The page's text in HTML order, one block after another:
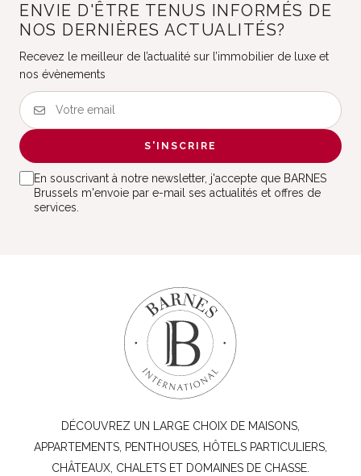
ENVIE D'ÊTRE TENUS INFORMÉS DE
NOS DERNIÈRES ACTUALITÉS?
Recevez le meilleur de l’actualité sur l’immobilier de luxe et
nos évènements
S'INSCRIRE
En souscrivant à notre newsletter, j'accepte que BARNES
Brussels m'envoie par e-mail ses actualités et offres de
services.
DÉCOUVREZ UN LARGE CHOIX DE MAISONS,
APPARTEMENTS, PENTHOUSES, HÔTELS PARTICULIERS,
CHÂTEAUX, CHALETS ET DOMAINES DE CHASSE.